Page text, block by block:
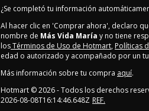
¿Se completó tu información
Al hacer clic en 'Comprar ahora', declaro
nombre de Más Vida María y no tiene
losTérminos de Uso de Hotmart, Políticas
edad o autorizado y acompañado por un
Más información sobre tu compra aquí.
Hotmart ©2026- Todos los derechos
2026-08-08T16:14:46.648Z REF.